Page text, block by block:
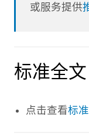
或服务提供
标准全文
点击查看标